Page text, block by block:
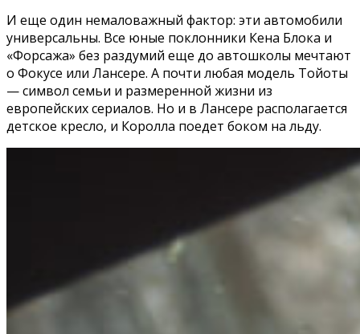
И еще один немаловажный фактор: эти автомобили
универсальны. Все юные поклонники Кена Блока и
«Форсажа» без раздумий еще до автошколы мечтают
о Фокусе или Лансере. А почти любая модель Тойоты
— символ семьи и размеренной жизни из
европейских сериалов. Но и в Лансере располагается
детское кресло, и Королла поедет боком на льду.